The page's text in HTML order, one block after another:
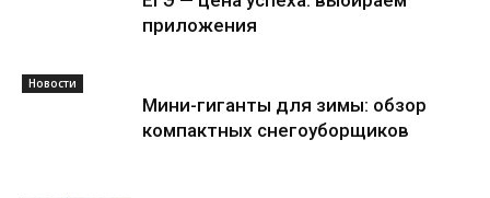
приложения
Новости
Мини-гиганты для зимы: обзор
компактных снегоуборщиков